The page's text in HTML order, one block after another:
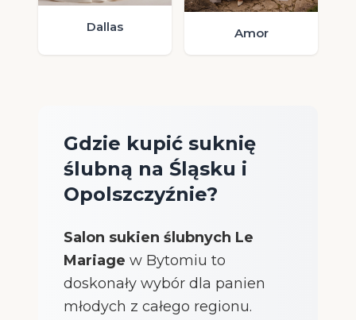
Dallas Amor
Gdzie kupić suknię
ślubną na Śląsku i
Opolszczyźnie?
Salon sukien ślubnych Le
Mariage w Bytomiu to
doskonały wybór dla panien
młodych z całego regionu.